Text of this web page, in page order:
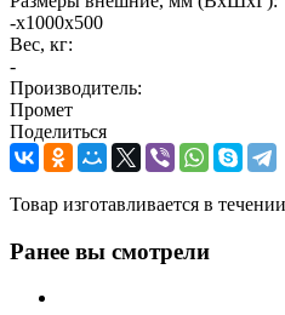
-x1000x500
Вес, кг:
-
Производитель:
Промет
Поделиться
Товар изготавливается в
Ранее вы смотрели